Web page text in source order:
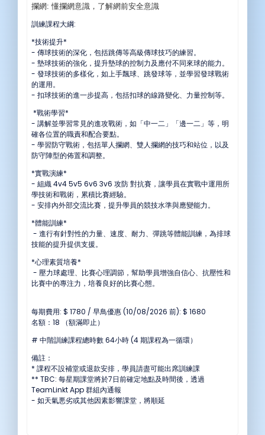
攔網: 懂攔網意識，了解網前安全意識
訓練課程大綱:
*技術提升*
- 傳球技術的深化，包括跳傳等高級傳球技巧的練習。
- 墊球技術的強化，提升墊球的控制力及應付不同來球的能力。
- 發球技術的多樣化，如上手飄球、跳發球等，並學習發球戰術
的運用。
- 扣球技術的進一步提高，包括扣球的線路變化、力量控制等。
*戰術學習*
- 講解並學習常見的進攻戰術，如「中一二」「邊一二」等，明
確各位置的職責和配合要點。
- 學習防守戰術，包括單人攔網、雙人攔網的技巧和站位，以及
防守陣型的佈置和調整。
*實戰演練*
- 組織 4v4 5v5 6v6 3v6 攻防 對抗賽，讓學員在實戰中運用所
學技術和戰術，累積比賽經驗。
- 安排內外部交流比賽，提升學員的競技水準與應變能力。
*體能訓練*
- 進行有針對性的力量、速度、耐力、彈跳等體能訓練，為排球
技能的提升提供支援。
*心理素質培養*
- 壓力球處理、比賽心理調節，幫助學員增強自信心、抗壓性和
比賽中的專注力，培養良好的比賽心態。
每期費用: $ 1780 / 早鳥優惠 (10/08/2026 前): $ 1680
名額：18 （額滿即止）
# 中階訓練課程總時數 64小時 (4 期課程為一循環）
備註：
* 課程不設補堂或退款安排，學員請盡可能出席訓練課
** TBC: 每星期課堂將於7日前確定地點及時間後，透過
TeamLinkt App 群組內通報
- 如天氣悪劣或其他因素影響課堂，將順延